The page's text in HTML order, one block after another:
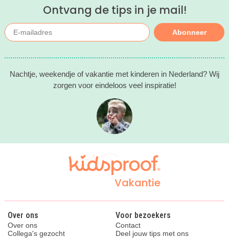
Ontvang de tips in je mail!
Abonneer
Nachtje, weekendje of vakantie met kinderen in Nederland? Wij
zorgen voor eindeloos veel inspiratie!
Vakantie
Over ons
Over ons
Collega's gezocht
Voor bezoekers
Contact
Deel jouw tips met ons